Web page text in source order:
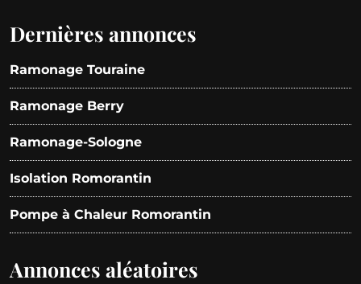
Dernières annonces
Ramonage Touraine
Ramonage Berry
Ramonage-Sologne
Isolation Romorantin
Pompe à Chaleur Romorantin
Annonces aléatoires